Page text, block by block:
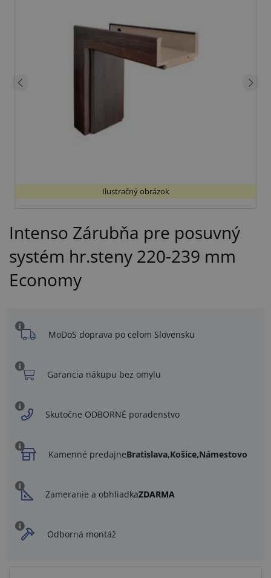
Ilustračný obrázok
Intenso Zárubňa pre posuvný
systém hr.steny 220-239 mm
Economy
MoDoS doprava po celom Slovensku
Garancia nákupu bez omylu
Skutočne ODBORNÉ poradenstvo
Kamenné predajneBratislava,Košice,Námestovo
Zameranie a obhliadkaZDARMA
Odborná montáž